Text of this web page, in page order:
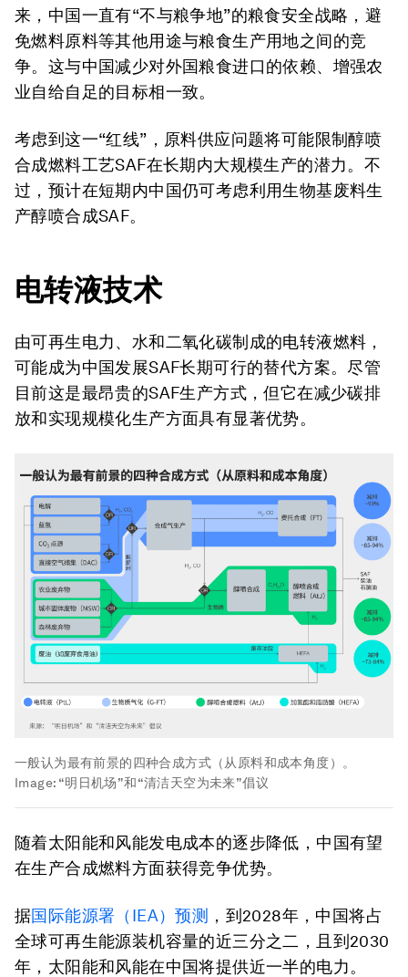
来，中国一直有“不与粮争地”的粮食安全战略，避
免燃料原料等其他用途与粮食生产用地之间的竞
争。这与中国减少对外国粮食进口的依赖、增强农
业自给自足的目标相一致。
考虑到这一“红线”，原料供应问题将可能限制醇喷
合成燃料工艺SAF在长期内大规模生产的潜力。不
过，预计在短期内中国仍可考虑利用生物基废料生
产醇喷合成SAF。
电转液技术
由可再生电力、水和二氧化碳制成的电转液燃料，
可能成为中国发展SAF长期可行的替代方案。尽管
目前这是最昂贵的SAF生产方式，但它在减少碳排
放和实现规模化生产方面具有显著优势。
一般认为最有前景的四种合成方式（从原料和成本角度）。
Image: “明日机场”和“清洁天空为未来”倡议
随着太阳能和风能发电成本的逐步降低，中国有望
在生产合成燃料方面获得竞争优势。
据国际能源署（ IEA）预测 ，到2028年，中国将占
全球可再生能源装机容量的近三分之二，且到2030
年，太阳能和风能在中国将提供近一半的电力。